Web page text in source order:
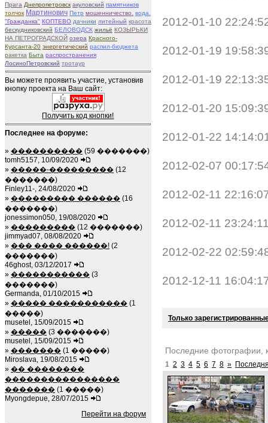
Прага Днепропетровск акуловский памятников
толчок Мартинович Петр мошенничество.
вода.
"Гражданка" КОПТЕВО дачники литейный красота
бескудниковский БЕЛОВОДСК жильё КОЗЫРЬКИ
НА ПЕТРОГРАДСКОЙ озера Красного-
Курсанта-20 энергетический распил-бюджета
ракетка Быта распространения
ЛосиноПетровский тротаур
Вы можете проявить участие, установив
кнопку проекта на Ваш сайт:
Получить код кнопки!
Последнее на форуме:
» ���������� (59 �������)
tomh5157, 10/09/2020
» �����-��������� (12
�������)
Finley11-, 24/08/2020
» ��������� ������ (16
�������)
jonessimon050, 19/08/2020
» ��������� (12 �������)
jimmyad07, 08/08/2020
» ��� ���� ������! (2
�������)
46ghost, 03/12/2017
» ����������� (3
�������)
Germanda, 01/10/2015
» ����� ����������� (1
�����)
musetel, 15/09/2015
» ����� (3 �������)
musetel, 15/09/2015
» ������� (1 �����)
Miroslava, 19/08/2015
» �� ��������
����������������
������� (1 �����)
Myongdepue, 28/07/2015
Перейти на форум
2012-01-10
2012-01-19
2012-01-19
2012-01-20
2012-01-22
2012-02-07
2012-02-11
2012-02-11
2012-02-22
2012-12-11
Только
Последние фотографии,
1 2 3 4 5 6 7 8 »